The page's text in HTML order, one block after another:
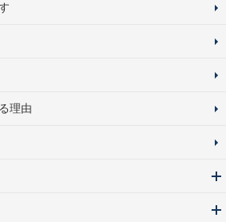
理由